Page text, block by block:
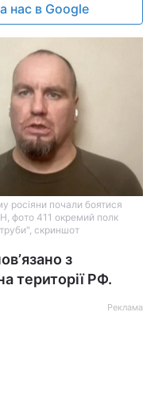
нас в Google
росіяни почали боятися
фото 411 окремий полк
скриншот
з
території РФ.
Реклама